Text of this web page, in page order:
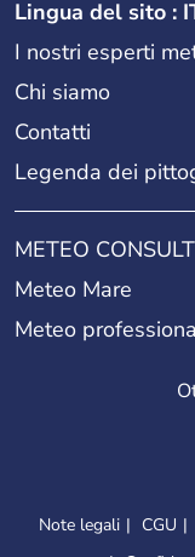
Lingua del sito :
I nostri esperti
Chi siamo
Contatti
Legenda dei
METEO CONSULT
Meteo Mare
Meteo
Note legali CGU